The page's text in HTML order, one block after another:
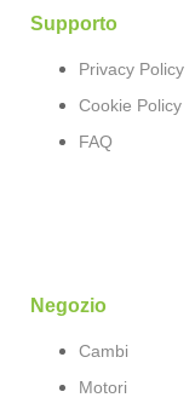
Supporto
Privacy Policy
Cookie Policy
FAQ
Negozio
Cambi
Motori